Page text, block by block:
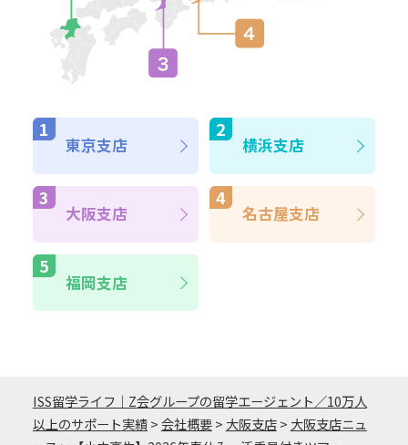
東京支店 横浜支店
大阪支店 名古屋支店
福岡支店
ISS留学ライフ｜Z会グループの留学エージェント／10万人
以上のサポート実績>会社概要> 大阪支店> 大阪支店ニュ